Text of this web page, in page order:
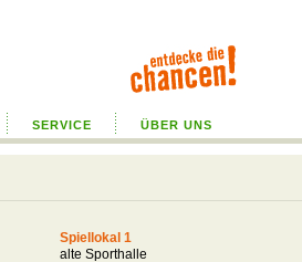
SERVICE ÜBER UNS
Spiellokal 1
alte Sporthalle